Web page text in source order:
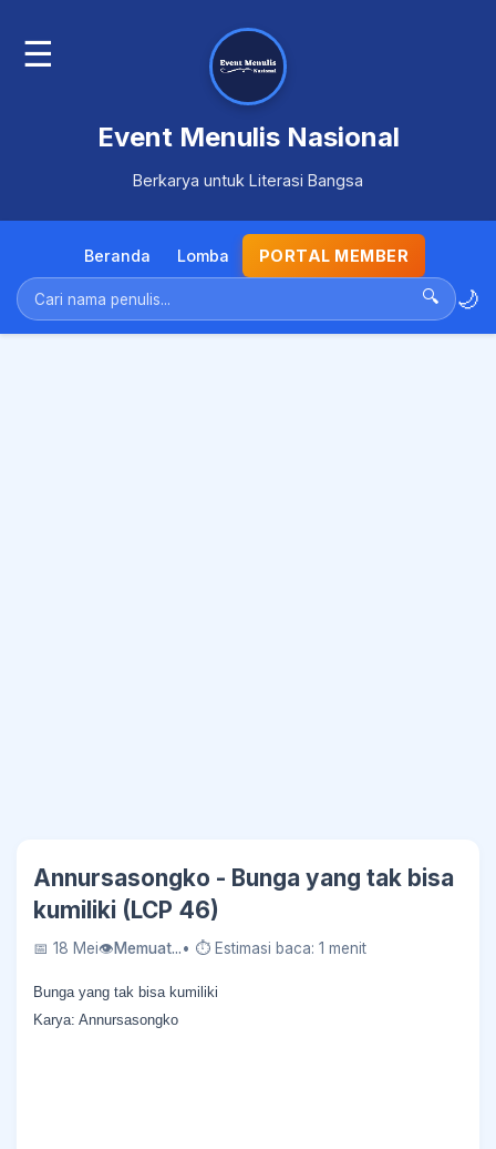
☰
Event Menulis Nasional
Berkarya untuk Literasi Bangsa
Beranda Lomba PORTAL MEMBER
🔍 🌙
Annursasongko - Bunga yang tak bisa
kumiliki (LCP 46)
📅 18 Mei👁Memuat...• ⏱ Estimasi baca: 1 menit
Bunga yang tak bisa kumiliki
Karya: Annursasongko